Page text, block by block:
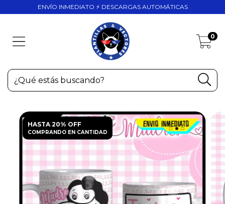
ENVÍO INMEDIATO ⚡ DESCARGAS AUTOMÁTICAS
0
HASTA 20% OFF
COMPRANDO EN CANTIDAD